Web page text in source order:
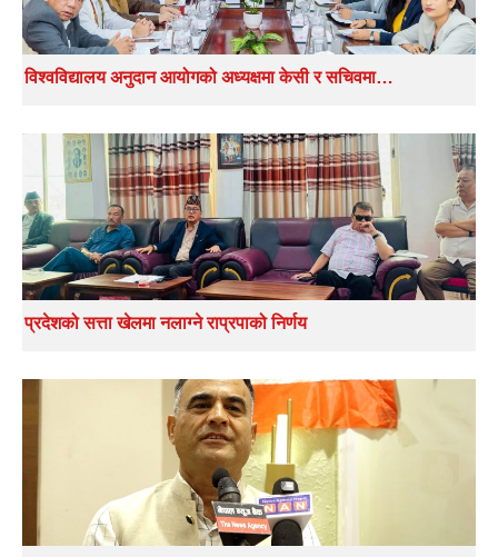
विश्वविद्यालय अनुदान आयोगको अध्यक्षमा केसी र सचिवमा…
प्रदेशको सत्ता खेलमा नलाग्ने राप्रपाको निर्णय